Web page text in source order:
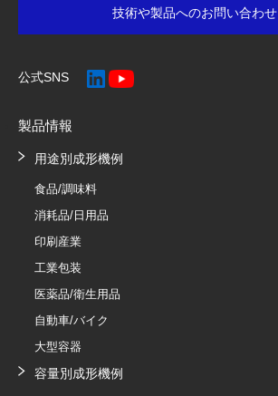
製品情報
用途別成形機例
食品/調味料
消耗品/日用品
印刷産業
工業包装
医薬品/衛生用品
自動車/バイク
大型容器
容量別成形機例
技術や製品へのお問い合わせ
公式SNS